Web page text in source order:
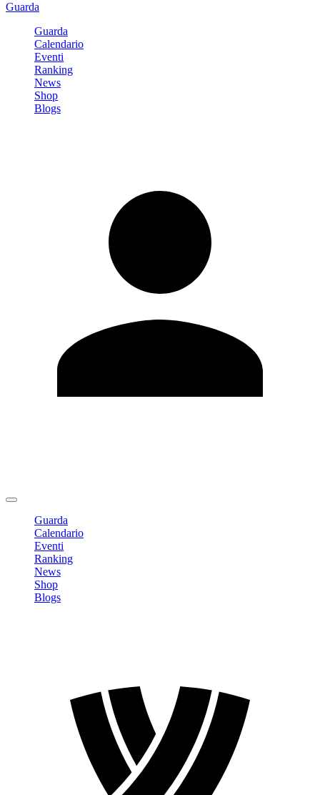
Guarda
Guarda
Calendario
Eventi
Ranking
News
Shop
Blogs
Guarda
Calendario
Eventi
Ranking
News
Shop
Blogs